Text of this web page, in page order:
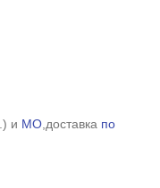
) и МО,доставка по